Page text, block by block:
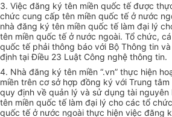
3. Việc đăng ký tên miền quốc tế được
chức cung cấp tên miền quốc tế ở nước
nhà đăng ký tên miền quốc tế làm đại lý
tên miền quốc tế ở nước ngoài. Tổ chức,
quốc tế phải thông báo với Bộ Thông tin
định tại Điều 23 Luật Công nghệ thông tin.
4. Nhà đăng ký tên miền “.vn” thực hiện
miền trên cơ sở hợp đồng ký với Trung
quy định về quản lý và sử dụng tài
tên miền quốc tế làm đại lý cho các tổ
quốc tế ở nước ngoài thực hiện việc đăng